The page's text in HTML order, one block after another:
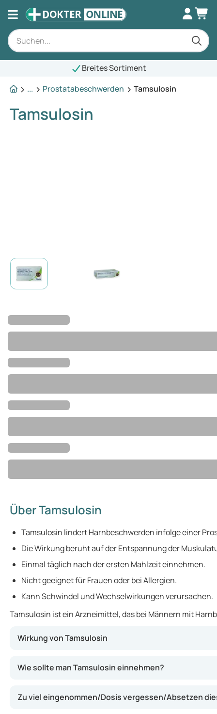
Breites Sortiment
...
Prostatabeschwerden Tamsulosin
Tamsulosin
Über Tamsulosin
Tamsulosin lindert Harnbeschwerden infolge einer
Die Wirkung beruht auf der Entspannung der
Einmal täglich nach der ersten Mahlzeit einnehmen.
Nicht geeignet für Frauen oder bei Allergien.
Kann Schwindel und Wechselwirkungen verursachen.
Tamsulosin ist ein Arzneimittel, das bei Männern mit
Wirkung von Tamsulosin
Wie sollte man Tamsulosin einnehmen?
Zu viel eingenommen/Dosis vergessen/Absetzen